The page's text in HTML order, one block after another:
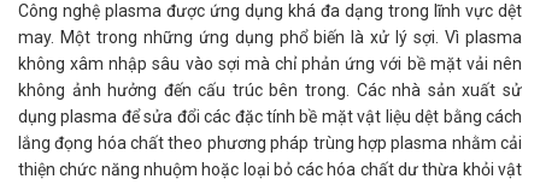
Công nghệ plasma được ứng dụng khá đa dạng trong lĩnh vực dệt
may. Một trong những ứng dụng phổ biến là xử lý sợi. Vì plasma
không xâm nhập sâu vào sợi mà chỉ phản ứng với bề mặt vải nên
không ảnh hưởng đến cấu trúc bên trong. Các nhà sản xuất sử
dụng plasma để sửa đổi các đặc tính bề mặt vật liệu dệt bằng cách
lắng đọng hóa chất theo phương pháp trùng hợp plasma nhằm cải
thiện chức năng nhuộm hoặc loại bỏ các hóa chất dư thừa khỏi vật